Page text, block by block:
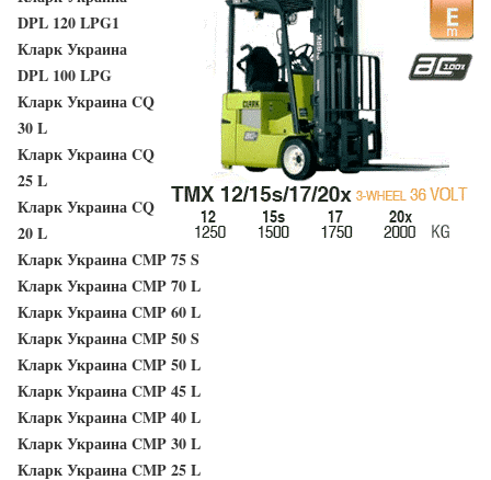
DPL 120 LPG1
Кларк Украина
DPL 100 LPG
Кларк Украина CQ
30 L
Кларк Украина CQ
25 L
Кларк Украина CQ
20 L
Кларк Украина CMP 75 S
Кларк Украина CMP 70 L
Кларк Украина CMP 60 L
Кларк Украина CMP 50 S
Кларк Украина CMP 50 L
Кларк Украина CMP 45 L
Кларк Украина CMP 40 L
Кларк Украина CMP 30 L
Кларк Украина CMP 25 L